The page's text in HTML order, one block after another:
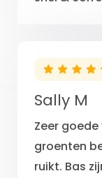
Sally M
Zeer
groenten
ruikt. Bas